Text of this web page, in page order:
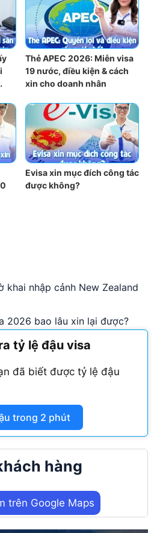
Thẻ APEC 2026: Miễn visa
19 nước, điều kiện & cách
xin cho doanh nhân
Evisa xin mục đích công tác
được không?
khai nhập cảnh New Zealand
2026 bao lâu xin lại được?
tỷ lệ đậu visa
đã biết được tỷ lệ đậu
trong 2 phút
hàng
trên Google Maps